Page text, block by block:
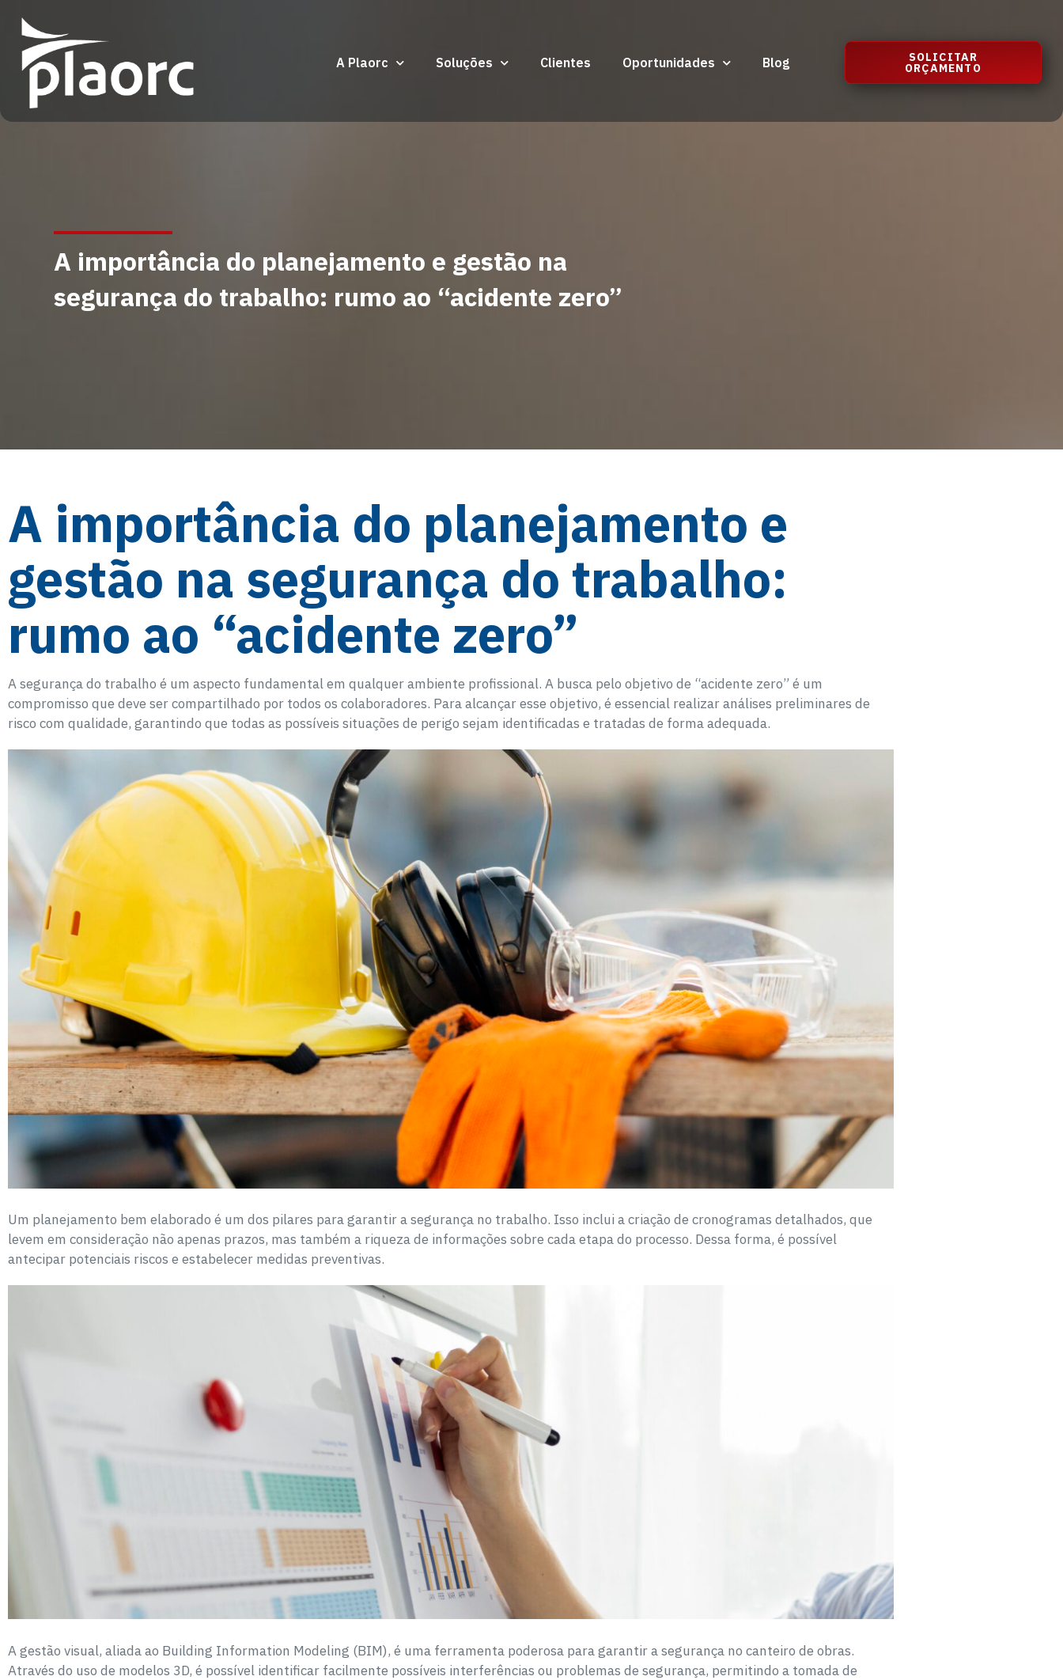
A Plaorc Soluções Clientes Oportunidades Blog SOLICITAR
ORÇAMENTO
A importância do planejamento e gestão na
segurança do trabalho: rumo ao “acidente zero”
A importância do planejamento e
gestão na segurança do trabalho:
rumo ao “acidente zero”
A segurança do trabalho é um aspecto fundamental em qualquer ambiente profissional. A busca pelo objetivo de “acidente zero” é um
compromisso que deve ser compartilhado por todos os colaboradores. Para alcançar esse objetivo, é essencial realizar análises preliminares de
risco com qualidade, garantindo que todas as possíveis situações de perigo sejam identificadas e tratadas de forma adequada.
Um planejamento bem elaborado é um dos pilares para garantir a segurança no trabalho. Isso inclui a criação de cronogramas detalhados, que
levem em consideração não apenas prazos, mas também a riqueza de informações sobre cada etapa do processo. Dessa forma, é possível
antecipar potenciais riscos e estabelecer medidas preventivas.
A gestão visual, aliada ao Building Information Modeling (BIM), é uma ferramenta poderosa para garantir a segurança no canteiro de obras.
Através do uso de modelos 3D, é possível identificar facilmente possíveis interferências ou problemas de segurança, permitindo a tomada de